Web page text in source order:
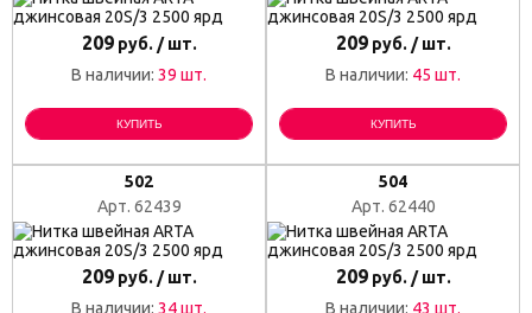
209руб. / шт.
В наличии: 39 шт.
КУПИТЬ
209руб. / шт.
В наличии: 45 шт.
КУПИТЬ
502
Арт. 62439
209руб. / шт.
В наличии: 34 шт.
504
Арт. 62440
209руб. / шт.
В наличии: 43 шт.